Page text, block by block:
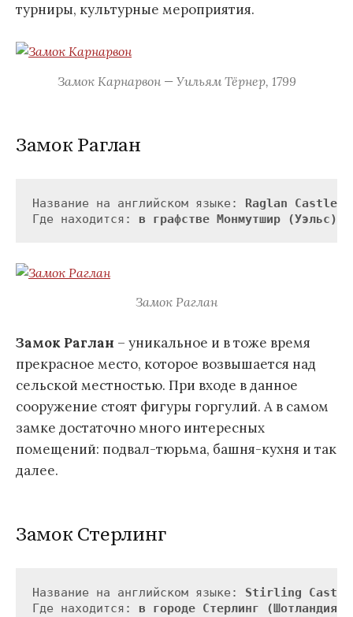
турниры, культурные мероприятия.
Замок Карнарвон — Уильям Тёрнер, 1799
Замок Раглан
Название на английском языке: Raglan Castle
Где находится: в графстве Монмутшир (Уэльс)
Замок Раглан
Замок Раглан – уникальное и в тоже время
прекрасное место, которое возвышается над
сельской местностью. При входе в данное
сооружение стоят фигуры горгулий. А в самом
замке достаточно много интересных
помещений: подвал-тюрьма, башня-кухня и так
далее.
Замок Стерлинг
Название на английском языке: Stirling Castle
Где находится: в городе Стерлинг (Шотландия)